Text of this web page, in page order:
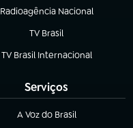
Radioagência Nacional
(abre em nova aba)
TV Brasil
(abre em nova aba)
TV Brasil Internacional
(abre em nova aba)
Serviços
A Voz do Brasil
(abre em nova aba)